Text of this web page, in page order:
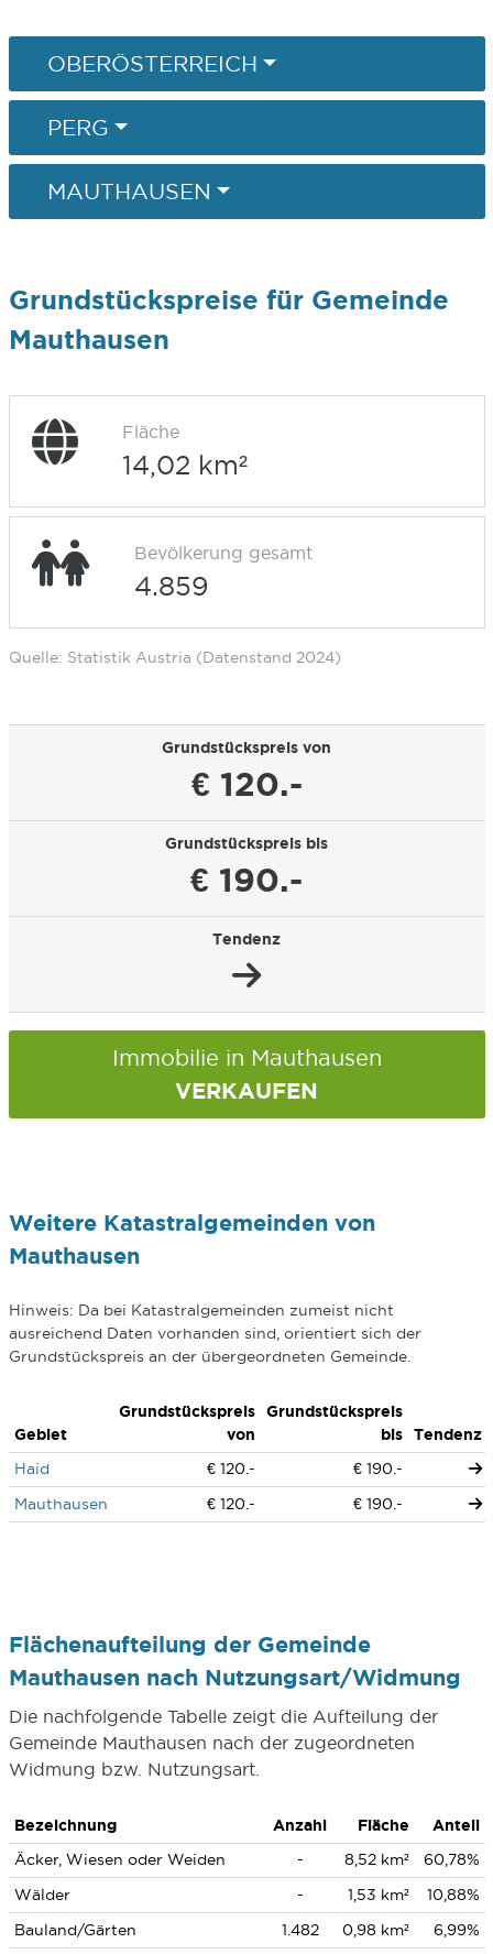
OBERÖSTERREICH
PERG
MAUTHAUSEN
Grundstückspreise für Gemeinde
Mauthausen
Fläche
14,02 km²
Bevölkerung gesamt
4.859
Quelle: Statistik Austria (Datenstand 2024)
Grundstückspreis von
€ 120.-
Grundstückspreis bis
€ 190.-
Tendenz
Immobilie in Mauthausen
VERKAUFEN
Weitere Katastralgemeinden von
Mauthausen
Hinweis: Da bei Katastralgemeinden zumeist nicht
ausreichend Daten vorhanden sind, orientiert sich der
Grundstückspreis an der übergeordneten Gemeinde.
Gebiet
Grundstückspreis
von
Grundstückspreis
bis
Tendenz
Haid
€ 120.-
€ 190.-
Mauthausen
€ 120.- € 190.-
Flächenaufteilung der Gemeinde
Mauthausen nach Nutzungsart/Widmung
Die nachfolgende Tabelle zeigt die Aufteilung der
Gemeinde Mauthausen nach der zugeordneten
Widmung bzw. Nutzungsart.
Bezeichnung Anzahl Fläche
Anteil
Äcker, Wiesen oder Weiden
- 8,52 km²
60,78%
Wälder
- 1,53 km²
10,88%
Bauland/Gärten
1.482 0,98 km² 6,99%